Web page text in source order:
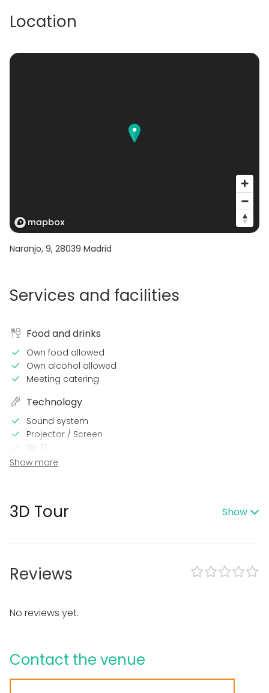
Location
Naranjo, 9, 28039 Madrid
Services and facilities
Food and drinks
Own food allowed
Own alcohol allowed
Meeting catering
Technology
Sound system
Projector / Screen
Wi-Fi
Heating
Can play own music
Kitchen for customer
Furniture
Show more
3D Tour Show
Reviews
No reviews yet.
Contact the venue